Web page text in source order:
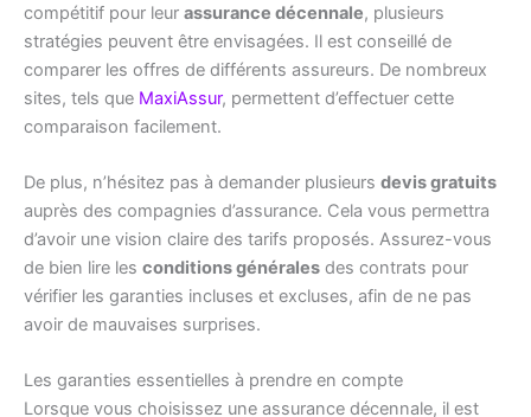
compétitif pour leur assurance décennale, plusieurs
stratégies peuvent être envisagées. Il est conseillé de
comparer les offres de différents assureurs. De nombreux
sites, tels que MaxiAssur, permettent d’effectuer cette
comparaison facilement.
De plus, n’hésitez pas à demander plusieurs devis gratuits
auprès des compagnies d’assurance. Cela vous permettra
d’avoir une vision claire des tarifs proposés. Assurez-vous
de bien lire les conditions générales des contrats pour
vérifier les garanties incluses et excluses, afin de ne pas
avoir de mauvaises surprises.
Les garanties essentielles à prendre en compte
Lorsque vous choisissez une assurance décennale, il est